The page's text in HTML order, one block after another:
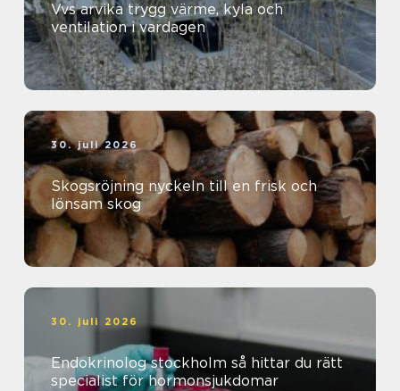
Vvs arvika trygg värme, kyla och
ventilation i vardagen
30. juli 2026
Skogsröjning nyckeln till en frisk och
lönsam skog
30. juli 2026
Endokrinolog stockholm så hittar du rätt
specialist för hormonsjukdomar